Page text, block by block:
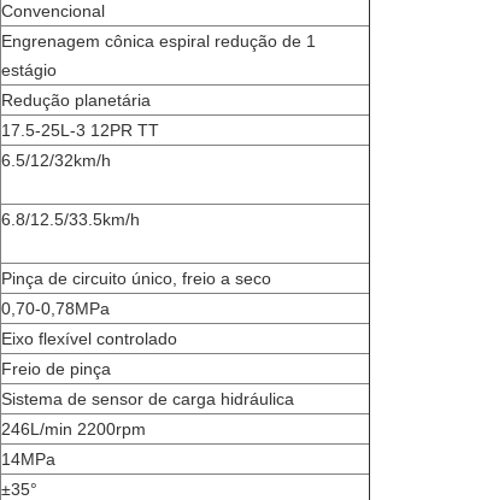
Convencional
Engrenagem cônica espiral redução de 1
estágio
Redução planetária
17.5-25L-3 12PR TT
6.5/12/32km/h
6.8/12.5/33.5km/h
Pinça de circuito único, freio a seco
0,70-0,78MPa
Eixo flexível controlado
Freio de pinça
Sistema de sensor de carga hidráulica
246L/min 2200rpm
14MPa
±35°